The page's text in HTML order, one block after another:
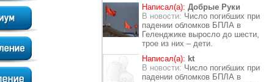
Написал(а): Добрые Руки
В новости: Число погибших при
падении обломков БПЛА в
Геленджике выросло до шести,
трое из них – дети.
Написал(а): kt
В новости: Число погибших при
падении обломков БПЛА в